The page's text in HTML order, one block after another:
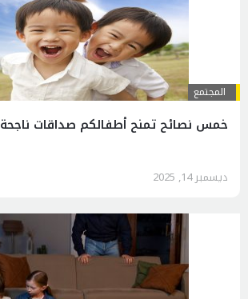
المجتمع
خمس نصائح تمنح أطفالكم صداقات ناجحة
ديسمبر 14, 2025